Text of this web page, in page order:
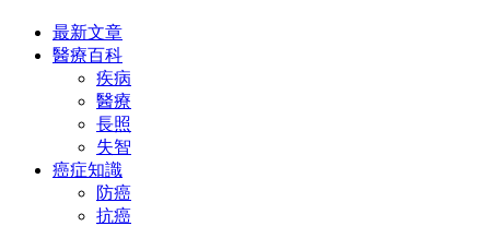
最新文章
醫療百科
疾病
醫療
長照
失智
癌症知識
防癌
抗癌